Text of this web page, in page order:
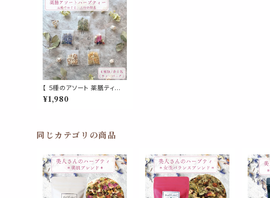
【 ５種のアソート 薬膳ティー 】
箱付き ハーブティー ティーバ
ッグ 五行 ナツメ 贈り物 ギフト
¥1,980
同じカテゴリの商品